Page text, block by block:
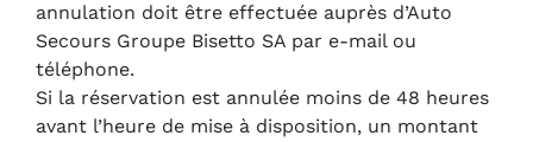
annulation doit être effectuée auprès d’Auto
Secours Groupe Bisetto SA par e-mail ou
téléphone.
Si la réservation est annulée moins de 48 heures
avant l’heure de mise à disposition, un montant